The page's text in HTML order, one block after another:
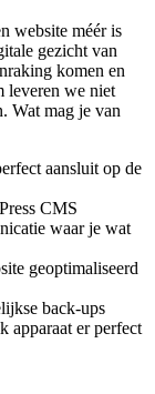
website méér is
gezicht van
komen en
leveren we niet
Wat mag je van
aansluit op de
CMS
waar je wat
geoptimaliseerd
back-ups
apparaat er perfect